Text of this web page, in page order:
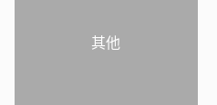
其他